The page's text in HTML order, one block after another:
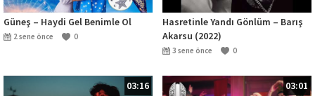
Güneş – Haydi Gel Benimle Ol
2 sene önce 0
Hasretinle Yandı Gönlüm – Barış
Akarsu (2022)
3 sene önce 0
03:16 03:01